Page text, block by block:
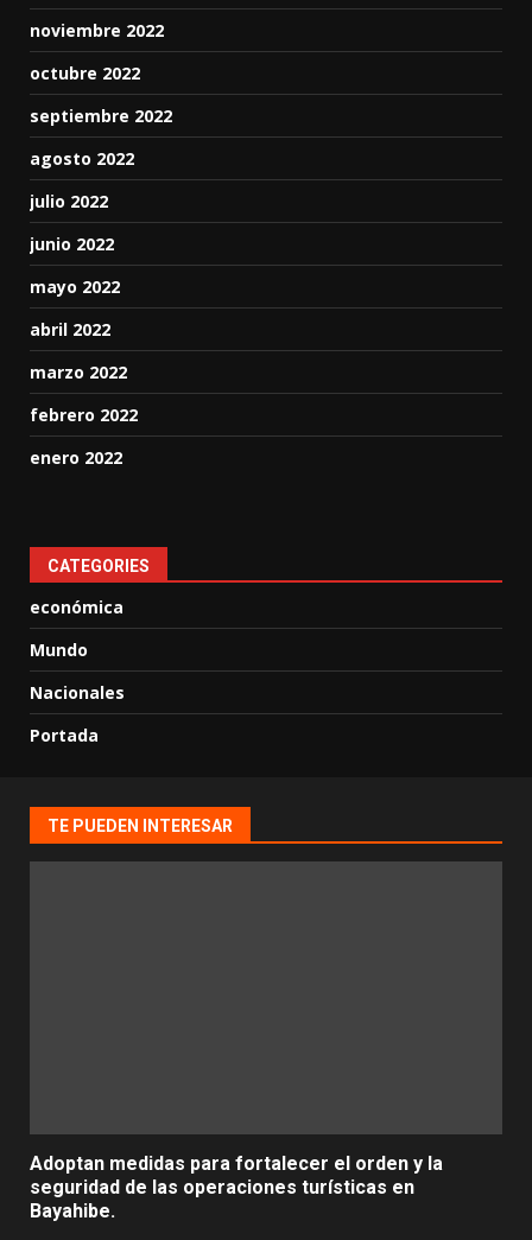
noviembre 2022
octubre 2022
septiembre 2022
agosto 2022
julio 2022
junio 2022
mayo 2022
abril 2022
marzo 2022
febrero 2022
enero 2022
CATEGORIES
económica
Mundo
Nacionales
Portada
TE PUEDEN INTERESAR
Adoptan medidas para fortalecer el orden y la
seguridad de las operaciones turísticas en
Bayahibe.